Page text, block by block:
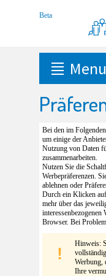
Menu
Bei den im
um einige der
Nutzung von Daten
zusammenarbeiten.
Nutzen Sie die
Werbepräferenzen.
ablehnen oder
Durch ein Klicken
mehr über das
interessenbezogenen
Browser. Bei
Hinweis:
Werbung,
Ihre